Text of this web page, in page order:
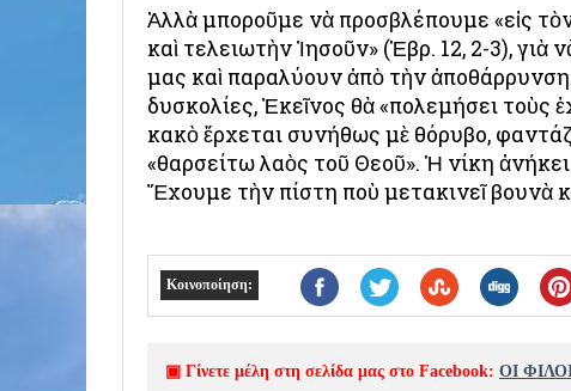
Ἀλλὰ μποροῦμε νὰ προσβλέπουμε «εἰς
καὶ τελειωτὴν Ἰησοῦν» (Ἑβρ. 12, 2-3),
μας καὶ παραλύουν ἀπὸ τὴν ἀποθάρρυνση.
δυσκολίες, Ἐκεῖνος θὰ «πολεμήσει
κακὸ ἔρχεται συνήθως μὲ θόρυβο,
«θαρσείτω λαὸς τοῦ Θεοῦ». Ἡ νίκη
Ἔχουμε τὴν πίστη ποὺ μετακινεῖ βουνὰ
Κοινοποίηση:
▣ Γίνετε μέλη στη σελίδα μας στο Facebook: ΟΙ